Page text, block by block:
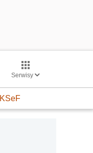
Serwisy
KSeF